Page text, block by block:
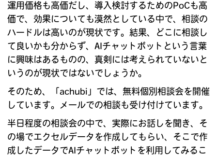
運用価格も高価だし、導入検討するためのPoCも高
価で、効果についても漠然としている中で、相談の
ハードルは高いのが現状です。結果、どこに相談し
て良いかも分からず、AIチャットボットという言葉
に興味はあるものの、真剣には考えられていないと
いうのが現状ではないでしょうか。
そのため、「achubi」では、無料個別相談会を開催
しています。メールでの相談も受け付けています。
半日程度の相談会の中で、実際にお話しを聞き、そ
の場でエクセルデータを作成してもらい、そこで作
成したデータでAIチャットボットを利用してみるこ